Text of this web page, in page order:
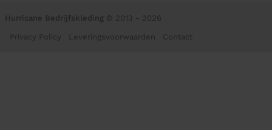
Hurricane Bedrijfskleding © 2013 - 2026
Privacy Policy Leveringsvoorwaarden Contact